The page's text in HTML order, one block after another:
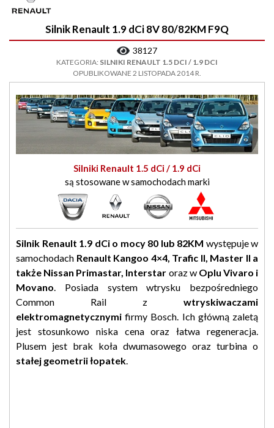
Silnik Renault 1.9 dCi 8V 80/82KM F9Q
38127
KATEGORIA: SILNIKI RENAULT 1.5 DCI / 1.9 DCI
OPUBLIKOWANE 2 LISTOPADA 2014 R.
Silniki Renault 1.5 dCi / 1.9 dCi
są stosowane w samochodach marki
Silnik Renault 1.9 dCi o mocy 80 lub 82KM występuje w
samochodach Renault Kangoo 4×4, Trafic II, Master II a
także Nissan Primastar, Interstar oraz w Oplu Vivaro i
Movano . Posiada system wtrysku bezpośredniego
Common Rail z wtryskiwaczami
elektromagnetycznymi firmy Bosch. Ich główną zaletą
jest stosunkowo niska cena oraz łatwa regeneracja.
Plusem jest brak koła dwumasowego oraz turbina o
stałej geometrii łopatek